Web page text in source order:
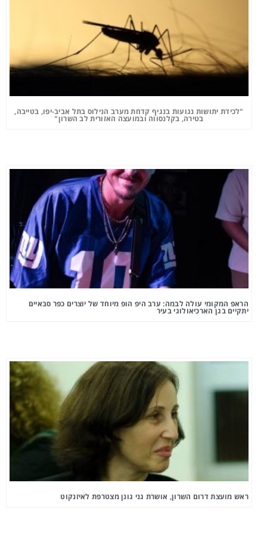
"לכידת יתושות נגועות בנגיף קדחת מערב הנילוס בתל אביב-יפו, בטייבה,
בטירה, בקלנסווה ובמועצה האזורית לב השרון"
הראפ המקומי עולה לבמה: ערב היפ הופ מיוחד של יוצרים כפר סבאיים
יתקיים בגן הארכיאולוגי בעיר
ראש מועצת דרום השרון, אושרת גני גונן מצטרפת לאיזנקוט